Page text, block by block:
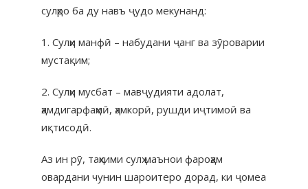
сулҳро ба ду навъ ҷудо мекунанд:
1. Сулҳи манфӣ – набудани ҷанг ва зӯроварии
мустақим;
2. Сулҳи мусбат – мавҷудияти адолат,
ҳамдигарфаҳмӣ, ҳамкорӣ, рушди иҷтимоӣ ва
иқтисодӣ.
Аз ин рӯ, таҳкими сулҳ маънои фароҳам
овардани чунин шароитеро дорад, ки ҷомеа